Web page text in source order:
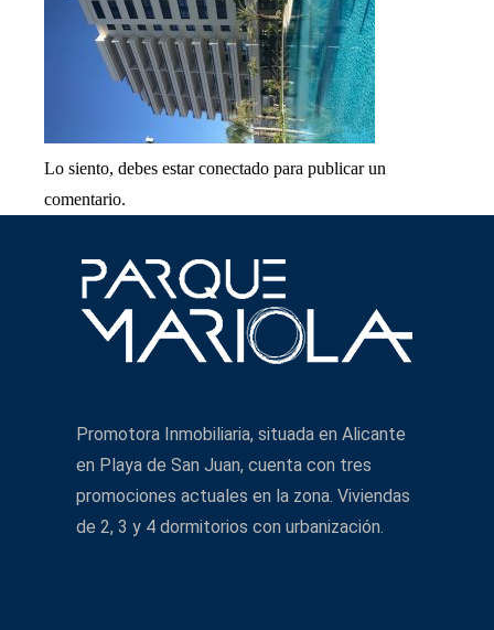
Lo siento, debes estarconectado para publicar un
comentario.
Promotora Inmobiliaria, situada en Alicante
en Playa de San Juan, cuenta con tres
promociones actuales en la zona. Viviendas
de 2, 3 y 4 dormitorios con urbanización.